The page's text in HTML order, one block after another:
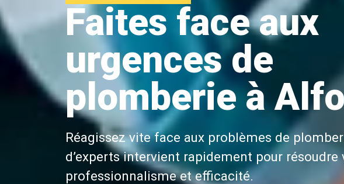
Faites face aux
urgences de
plomberie à
Réagissez vite face aux problèmes de
d’experts intervient rapidement pour résoudre
professionnalisme et efficacité.